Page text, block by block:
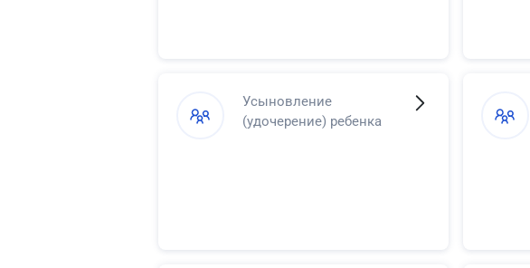
Усыновление
(удочерение) ребенка